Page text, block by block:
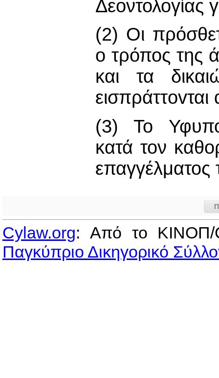
Δεοντολογίας
(2) Οι
o τρόπος της
και τα
(3) Το
κατά τον
Cylaw.org: Από το
Παγκύπριο Δικηγορικό